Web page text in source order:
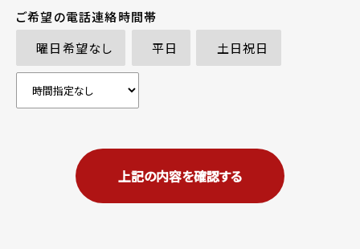
ご希望の電話連絡時間帯
曜日希望なし
平日 土日祝日